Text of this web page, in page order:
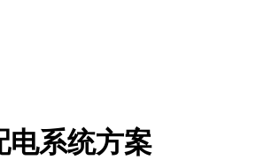
电系统方案